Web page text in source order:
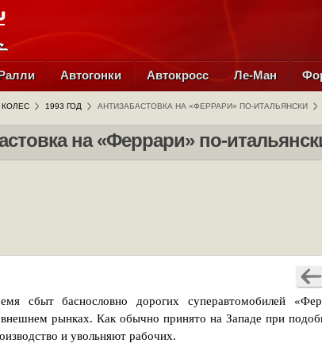
Автогонки Автокросс Ле-Ман
КОЛЕС 1993 ГОД АНТИЗАБАСТОВКА НА «ФЕРРАРИ» ПО-ИТАЛЬЯНСКИ
на «Феррари» по-
сбыт баснословно дорогих суперавтомобилей
рынках. Как обычно принято на Западе при
и увольняют рабочих.